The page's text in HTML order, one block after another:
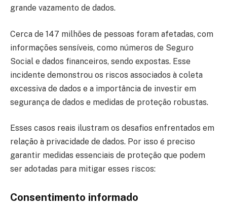
grande vazamento de dados.
Cerca de 147 milhões de pessoas foram afetadas, com
informações sensíveis, como números de Seguro
Social e dados financeiros, sendo expostas. Esse
incidente demonstrou os riscos associados à coleta
excessiva de dados e a importância de investir em
segurança de dados e medidas de proteção robustas.
Esses casos reais ilustram os desafios enfrentados em
relação à privacidade de dados. Por isso é preciso
garantir medidas essenciais de proteção que podem
ser adotadas para mitigar esses riscos:
Consentimento informado